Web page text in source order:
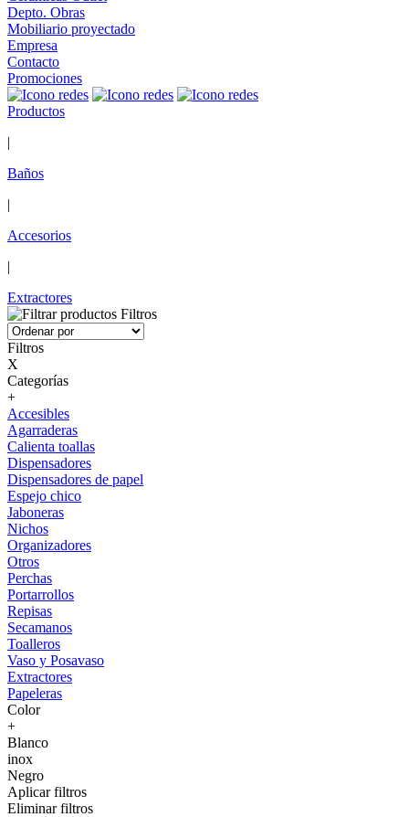
Depto. Obras
Mobiliario proyectado
Empresa
Contacto
Promociones
Productos
|
Baños
|
Accesorios
|
Extractores
Filtros
Filtros
X
Categorías
+
Accesibles
Agarraderas
Calienta toallas
Dispensadores
Dispensadores de papel
Espejo chico
Jaboneras
Nichos
Organizadores
Otros
Perchas
Portarrollos
Repisas
Secamanos
Toalleros
Vaso y Posavaso
Extractores
Papeleras
Color
+
Blanco
inox
Negro
Aplicar filtros
Eliminar filtros